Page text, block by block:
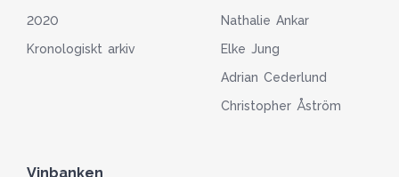
2020
Kronologiskt arkiv
Nathalie Ankar
Elke Jung
Adrian Cederlund
Christopher Åström
Vinbanken